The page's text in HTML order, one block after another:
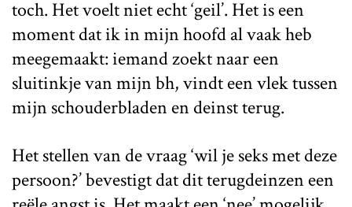
toch. Het voelt niet echt ‘geil’. Het is een
moment dat ik in mijn hoofd al vaak heb
meegemaakt: iemand zoekt naar een
sluitinkje van mijn bh, vindt een vlek tussen
mijn schouderbladen en deinst terug.
Het stellen van de vraag ‘wil je seks met deze
persoon?’ bevestigt dat dit terugdeinzen een